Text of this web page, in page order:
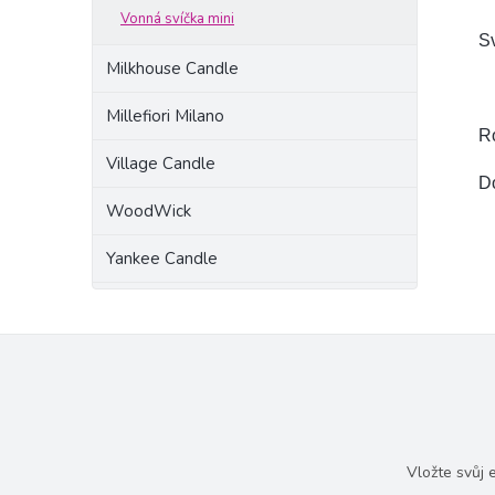
Vonná svíčka mini
Milkhouse Candle
Millefiori Milano
Village Candle
WoodWick
Yankee Candle
Vložte svůj